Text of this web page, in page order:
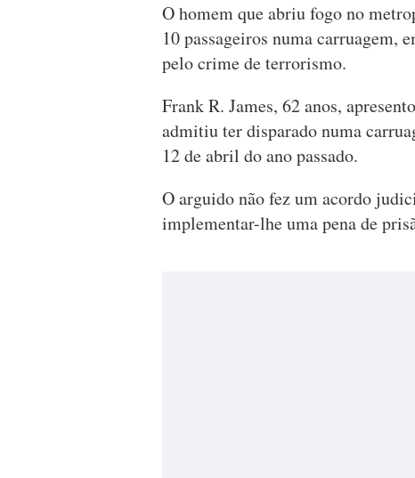
O homem que abriu fogo no
10 passageiros numa carruagem,
pelo crime de terrorismo.
Frank R. James, 62 anos,
admitiu ter disparado numa
12 de abril do ano passado.
O arguido não fez um acordo
implementar-lhe uma pena de